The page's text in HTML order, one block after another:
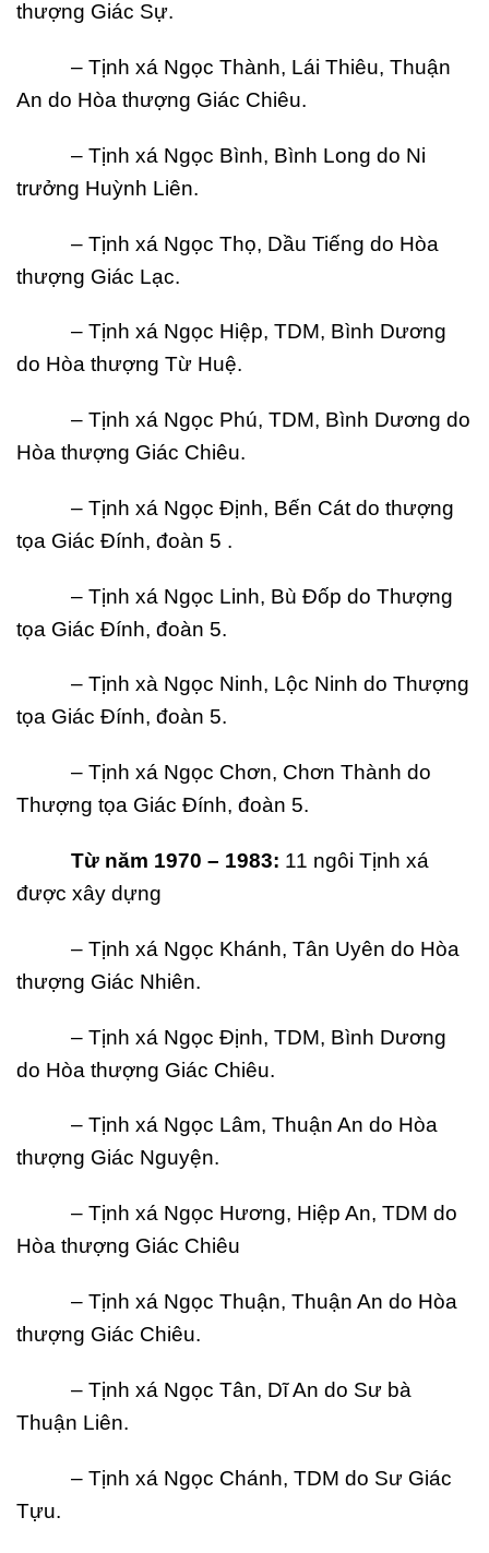
thượng Giác Sự.
– Tịnh xá Ngọc Thành, Lái Thiêu, Thuận
An do Hòa thượng Giác Chiêu.
– Tịnh xá Ngọc Bình, Bình Long do Ni
trưởng Huỳnh Liên.
– Tịnh xá Ngọc Thọ, Dầu Tiếng do Hòa
thượng Giác Lạc.
– Tịnh xá Ngọc Hiệp, TDM, Bình Dương
do Hòa thượng Từ Huệ.
– Tịnh xá Ngọc Phú, TDM, Bình Dương do
Hòa thượng Giác Chiêu.
– Tịnh xá Ngọc Định, Bến Cát do thượng
tọa Giác Đính, đoàn 5 .
– Tịnh xá Ngọc Linh, Bù Đốp do Thượng
tọa Giác Đính, đoàn 5.
– Tịnh xà Ngọc Ninh, Lộc Ninh do Thượng
tọa Giác Đính, đoàn 5.
– Tịnh xá Ngọc Chơn, Chơn Thành do
Thượng tọa Giác Đính, đoàn 5.
Từ năm 1970 – 1983: 11 ngôi Tịnh xá
được xây dựng
– Tịnh xá Ngọc Khánh, Tân Uyên do Hòa
thượng Giác Nhiên.
– Tịnh xá Ngọc Định, TDM, Bình Dương
do Hòa thượng Giác Chiêu.
– Tịnh xá Ngọc Lâm, Thuận An do Hòa
thượng Giác Nguyện.
– Tịnh xá Ngọc Hương, Hiệp An, TDM do
Hòa thượng Giác Chiêu
– Tịnh xá Ngọc Thuận, Thuận An do Hòa
thượng Giác Chiêu.
– Tịnh xá Ngọc Tân, Dĩ An do Sư bà
Thuận Liên.
– Tịnh xá Ngọc Chánh, TDM do Sư Giác
Tựu.